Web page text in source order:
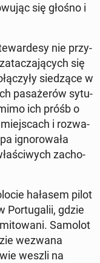
się głośno i
nie przy­
się
sie­dzą­ce w
pa­sa­że­rów sy­tu­
ich próśb o
miej­scach i roz­wa­
igno­ro­wa­ła
za­cho­
hałasem pilot
Por­tu­ga­lii, gdzie
Samolot
wezwana
weszli na